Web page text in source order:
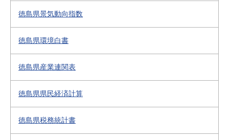
徳島県景気動向指数
徳島県環境白書
徳島県産業連関表
徳島県県民経済計算
徳島県税務統計書